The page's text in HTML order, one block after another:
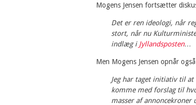
Mogens Jensen fortsætter
Det er ren ideologi, når
stort, når nu
indlæg i Jyllandsposten…
Men Mogens Jensen opnår
Jeg har taget initiativ til
komme med forslag til
masser af